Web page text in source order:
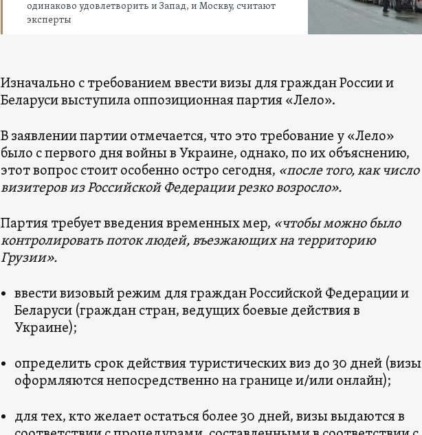
одинаково удовлетворить и Запад, и Москву, считают
эксперты
Изначально с требованием ввести визы для граждан России и
Беларуси выступила оппозиционная партия «Лело».
В заявлении партии отмечается, что это требование у «Лело»
было с первого дня войны в Украине, однако, по их объяснению,
этот вопрос стоит особенно остро сегодня, «после того, как число
визитеров из Российской Федерации резко возросло».
Партия требует введения временных мер, «чтобы можно было
контролировать поток людей, въезжающих на территорию
Грузии».
ввести визовый режим для граждан Российской Федерации и
Беларуси (граждан стран, ведущих боевые действия в
Украине);
определить срок действия туристических виз до 30 дней (визы
оформляются непосредственно на границе и/или онлайн);
для тех, кто желает остаться более 30 дней, визы выдаются в